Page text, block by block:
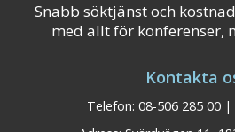
Snabb söktjänst och
med allt för konferenser,
Kontakta
Telefon: 08-506 285 00 |